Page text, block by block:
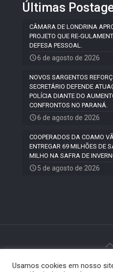
Últimas
CÂMARA DE LONDRINA
PROJETO QUE RE-
DEFESA PESSOAL.
6 de agosto de 2026
NOVOS SARGENTOS
SECRETÁRIO DEFENDE
POLÍCIA DIANTE DO
CONFRONTOS NO PARANÁ.
6 de agosto de 2026
COOPERADOS DA COAMO
ENTREGAR 69 MILHÕES DE
MILHO NA SAFRA DE
5 de agosto de 2026
© 2024 Paiquerê -
Usamos cookies em nosso